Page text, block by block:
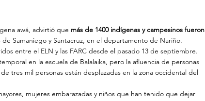
awá, advirtió que más de 1400 indígenas y campesinos fueron
Samaniego y Santacruz, en el departamento de Nariño.
entre el ELN y las FARC desde el pasado 13 de septiembre.
en la escuela de Balalaika, pero la afluencia de personas
tres mil personas están desplazadas en la zona occidental del
mujeres embarazadas y niños que han tenido que dejar